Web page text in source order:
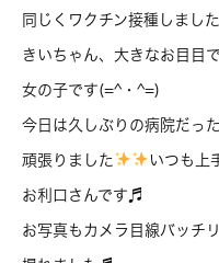
同じくワクチン接種しました
きいちゃん、大きなお目目
女の子です(=^・^=)
今日は久しぶりの病院だっ
頑張りました いつも上
お利口さんです♬
お写真もカメラ目線バッチ